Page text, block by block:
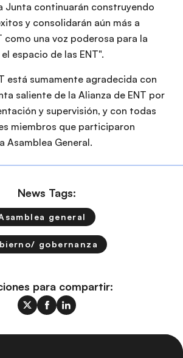
Junta continuarán construyendo
y consolidarán aún más a
como una voz poderosa para la
espacio de las ENT".
está sumamente agradecida con
saliente de la Alianza de ENT por
y supervisión, y con todas
miembros que participaron
Asamblea General.
News Tags:
general
gobernanza
para compartir: